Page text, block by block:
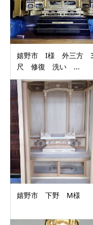
嬉野市 I様 外三方
尺 修復 洗い ...
嬉野市 下野 M様